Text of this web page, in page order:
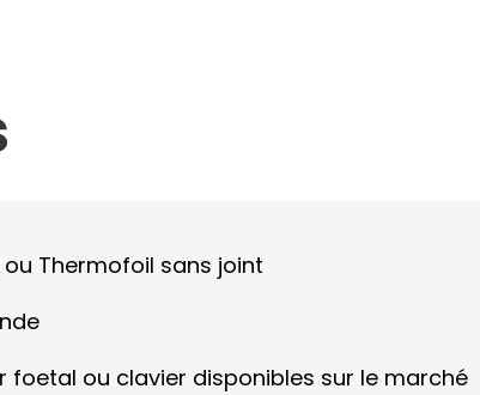
Thermofoil sans joint
ou clavier disponibles sur le marché